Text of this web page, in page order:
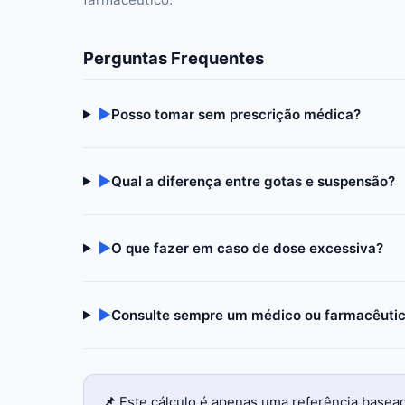
Perguntas Frequentes
▶Posso tomar sem prescrição médica?
▶Qual a diferença entre gotas e suspensão?
▶O que fazer em caso de dose excessiva?
▶Consulte sempre um médico ou